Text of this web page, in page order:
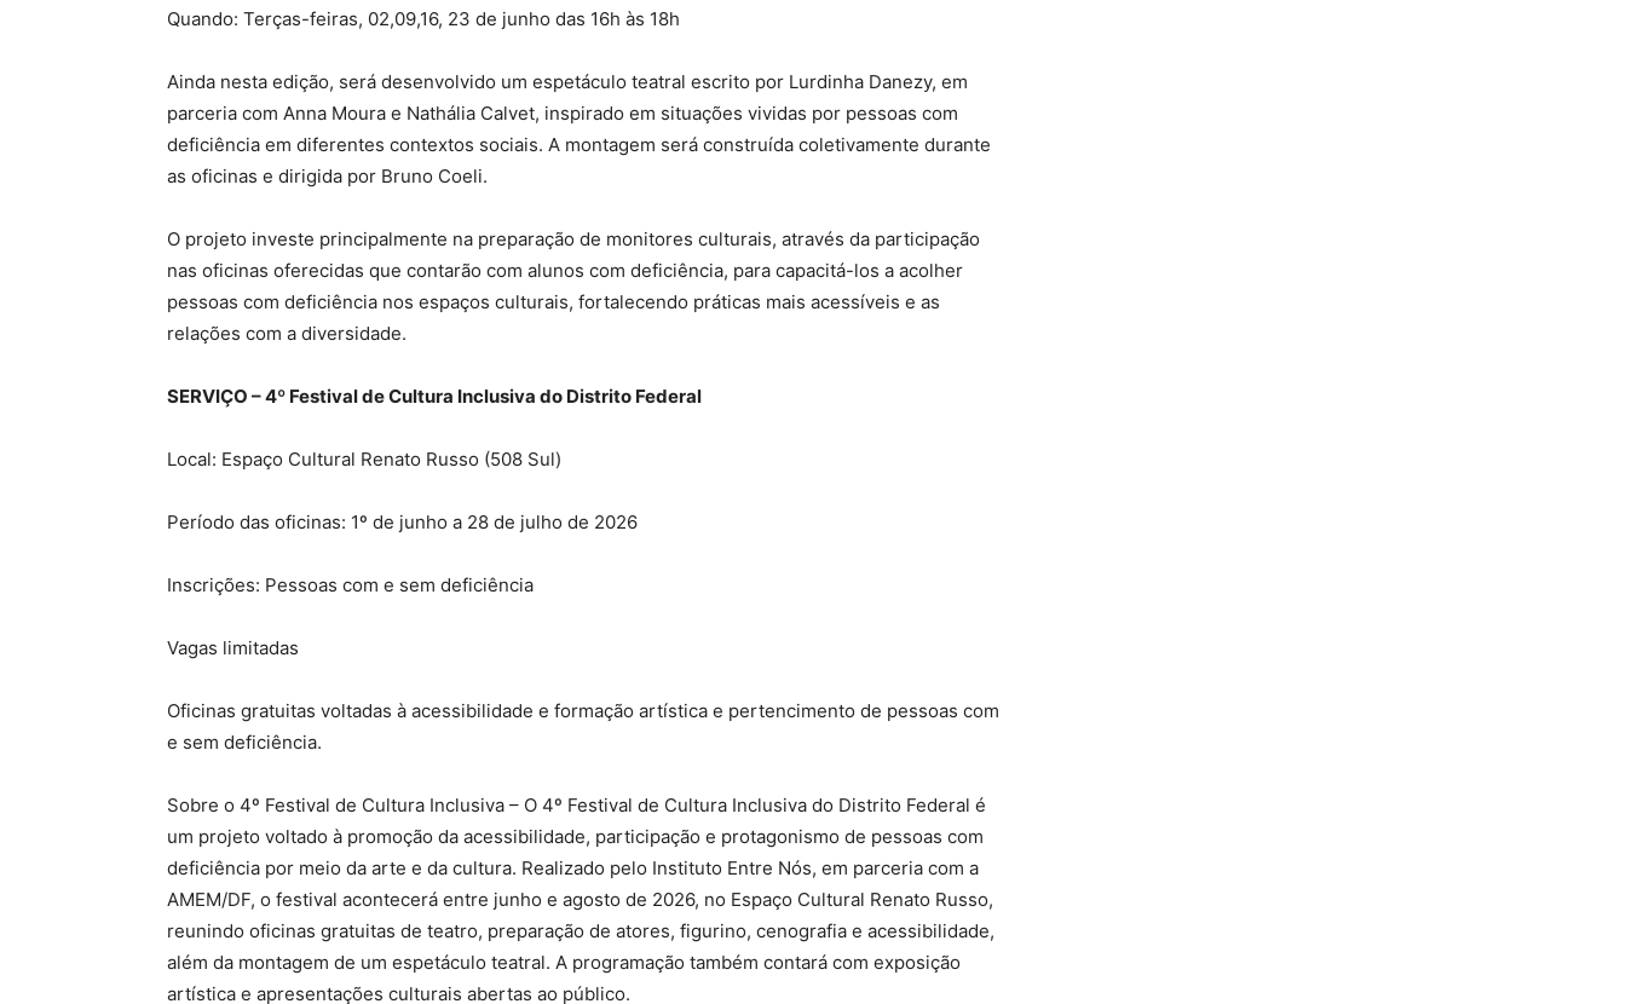
Quando: Terças-feiras, 02,09,16, 23 de junho das 16h às 18h
Ainda nesta edição, será desenvolvido um espetáculo teatral escrito por Lurdinha Danezy, em
parceria com Anna Moura e Nathália Calvet, inspirado em situações vividas por pessoas com
deficiência em diferentes contextos sociais. A montagem será construída coletivamente durante
as oficinas e dirigida por Bruno Coeli.
O projeto investe principalmente na preparação de monitores culturais, através da participação
nas oficinas oferecidas que contarão com alunos com deficiência, para capacitá-los a acolher
pessoas com deficiência nos espaços culturais, fortalecendo práticas mais acessíveis e as
relações com a diversidade.
SERVIÇO – 4º Festival de Cultura Inclusiva do Distrito Federal
Local: Espaço Cultural Renato Russo (508 Sul)
Período das oficinas: 1º de junho a 28 de julho de 2026
Inscrições: Pessoas com e sem deficiência
Vagas limitadas
Oficinas gratuitas voltadas à acessibilidade e formação artística e pertencimento de pessoas com
e sem deficiência.
Sobre o 4º Festival de Cultura Inclusiva – O 4º Festival de Cultura Inclusiva do Distrito Federal é
um projeto voltado à promoção da acessibilidade, participação e protagonismo de pessoas com
deficiência por meio da arte e da cultura. Realizado pelo Instituto Entre Nós, em parceria com a
AMEM/DF, o festival acontecerá entre junho e agosto de 2026, no Espaço Cultural Renato Russo,
reunindo oficinas gratuitas de teatro, preparação de atores, figurino, cenografia e acessibilidade,
além da montagem de um espetáculo teatral. A programação também contará com exposição
artística e apresentações culturais abertas ao público.